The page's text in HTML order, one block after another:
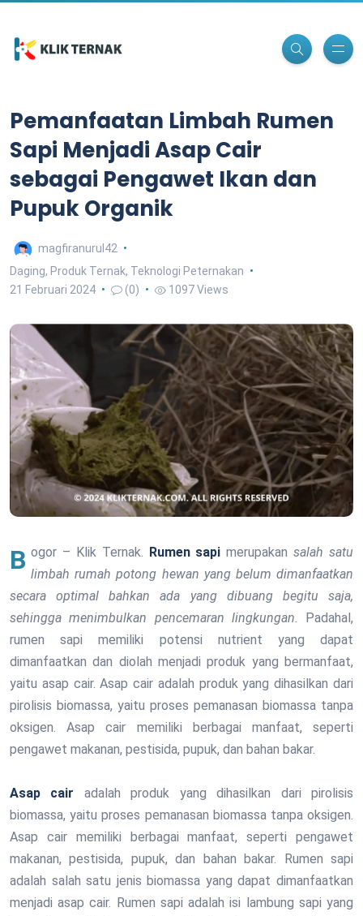
Pemanfaatan Limbah Rumen
Sapi Menjadi Asap Cair
sebagai Pengawet Ikan dan
Pupuk Organik
magfiranurul42
Daging, Produk Ternak, Teknologi Peternakan
21 Februari 2024
(0) 1097 Views
Bogor – Klik Ternak. Rumen sapi merupakansalah satu
limbah rumah potong hewan yang belum dimanfaatkan
secara optimal bahkan ada yang dibuang begitu saja,
sehingga menimbulkan pencemaran lingkungan. Padahal,
rumen sapi memiliki potensi nutrient yang dapat
dimanfaatkan dan diolah menjadi produk yang bermanfaat,
yaitu asap cair. Asap cair adalah produk yang dihasilkan dari
pirolisis biomassa, yaitu proses pemanasan biomassa tanpa
oksigen. Asap cair memiliki berbagai manfaat, seperti
pengawet makanan, pestisida, pupuk, dan bahan bakar.
Asap cair adalah produk yang dihasilkan dari pirolisis
biomassa, yaitu proses pemanasan biomassa tanpa oksigen.
Asap cair memiliki berbagai manfaat, seperti pengawet
makanan, pestisida, pupuk, dan bahan bakar. Rumen sapi
adalah salah satu jenis biomassa yang dapat dimanfaatkan
menjadi asap cair. Rumen sapi adalah isi lambung sapi yang